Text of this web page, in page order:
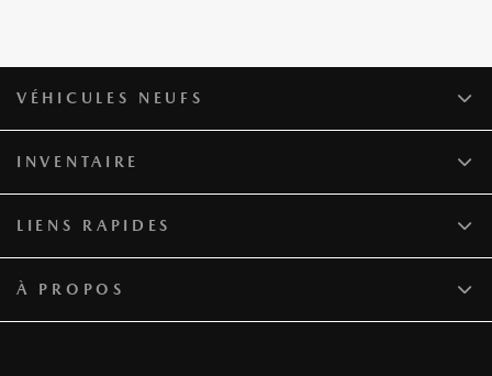
VÉHICULES NEUFS
INVENTAIRE
LIENS RAPIDES
À PROPOS